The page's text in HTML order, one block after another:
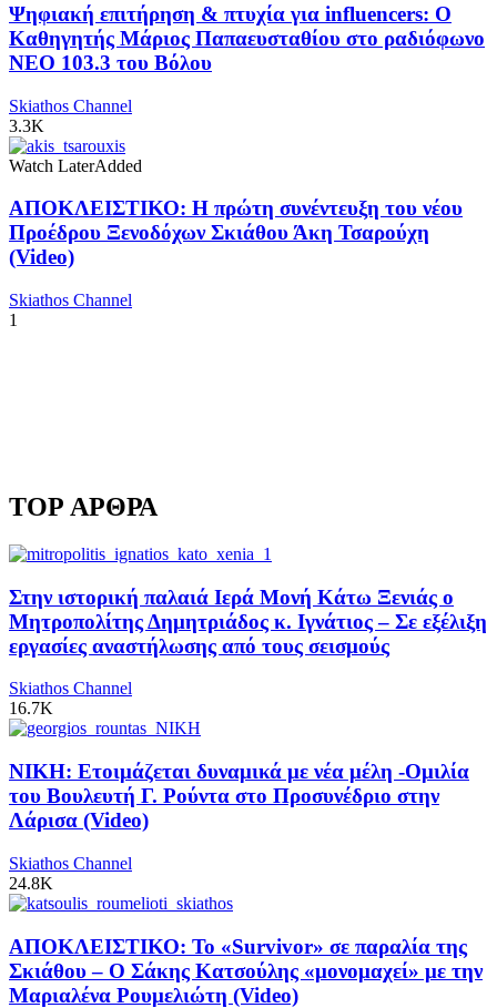
Ψηφιακή επιτήρηση & πτυχία για influencers: Ο
Καθηγητής Μάριος Παπαευσταθίου στο ραδιόφωνο
NEO 103.3 του Βόλου
Skiathos Channel
3.3K
Watch LaterAdded
ΑΠΟΚΛΕΙΣΤΙΚΟ: Η πρώτη συνέντευξη του νέου
Προέδρου Ξενοδόχων Σκιάθου Άκη Τσαρούχη
(Video)
Skiathos Channel
1
TOP ΑΡΘΡΑ
Στην ιστορική παλαιά Ιερά Μονή Κάτω Ξενιάς ο
Μητροπολίτης Δημητριάδος κ. Ιγνάτιος – Σε εξέλιξη
εργασίες αναστήλωσης από τους σεισμούς
Skiathos Channel
16.7K
ΝΙΚΗ: Ετοιμάζεται δυναμικά με νέα μέλη -Ομιλία
του Βουλευτή Γ. Ρούντα στο Προσυνέδριο στην
Λάρισα (Video)
Skiathos Channel
24.8K
ΑΠΟΚΛΕΙΣΤΙΚΟ: Το «Survivor» σε παραλία της
Σκιάθου – Ο Σάκης Κατσούλης «μονομαχεί» με την
Μαριαλένα Ρουμελιώτη (Video)